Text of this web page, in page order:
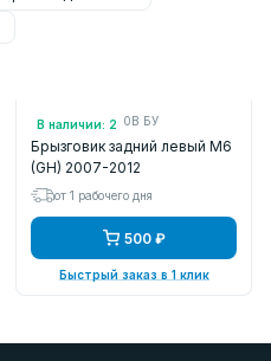
В наличии: 2
Арт.: GS1D51880B БУ
Брызговик задний левый M6
(GH) 2007-2012
от 1 рабочего дня
500 ₽
Быстрый заказ в 1 клик